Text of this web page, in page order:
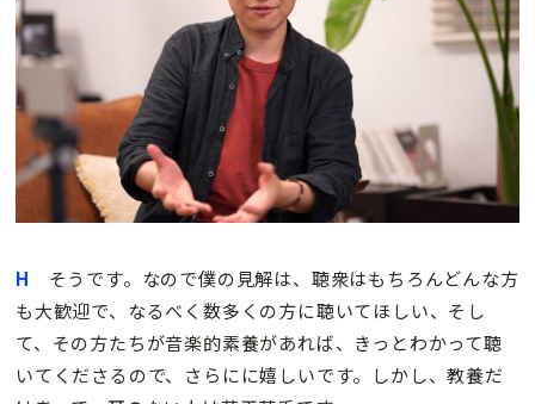
H そうです。なので僕の見解は、聴衆はもちろんどんな方
も大歓迎で、なるべく数多くの方に聴いてほしい、そし
て、その方たちが音楽的素養があれば、きっとわかって聴
いてくださるので、さらにに嬉しいです。しかし、教養だ